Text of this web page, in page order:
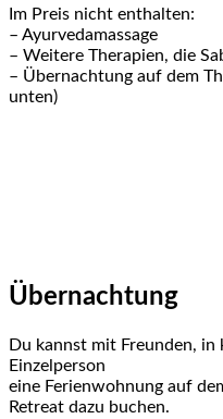
Im Preis nicht enthalten:
– Ayurvedamassage
– Weitere Therapien, die
– Übernachtung auf dem
unten)
Übernachtung
Du kannst mit Freunden, in
Einzelperson
eine Ferienwohnung auf
Retreat dazu buchen.